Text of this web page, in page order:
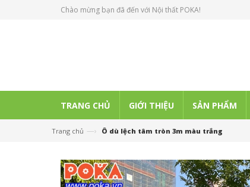
Chào mừng bạn đã đến với Nội thất POKA!
TRANG CHỦ GIỚI THIỆU SẢN PHẨM
Trang chủ —› Ô dù lệch tâm tròn 3m màu trắng